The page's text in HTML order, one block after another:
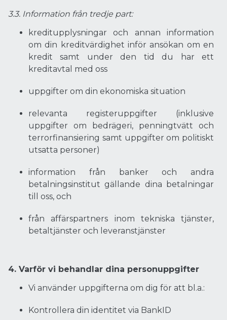
3.3. Information från tredje part:
kreditupplysningar och annan information
om din kreditvärdighet inför ansökan om en
kredit samt under den tid du har ett
kreditavtal med oss
uppgifter om din ekonomiska situation
relevanta registeruppgifter (inklusive
uppgifter om bedrägeri, penningtvätt och
terrorfinansiering samt uppgifter om politiskt
utsatta personer)
information från banker och andra
betalningsinstitut gällande dina betalningar
till oss, och
från affärspartners inom tekniska tjänster,
betaltjänster och leveranstjänster
4. Varför vi behandlar dina personuppgifter
Vi använder uppgifterna om dig för att bl.a.:
Kontrollera din identitet via BankID